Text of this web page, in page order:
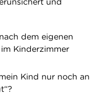
und
dem eigenen
Kinderzimmer
Kind nur noch an